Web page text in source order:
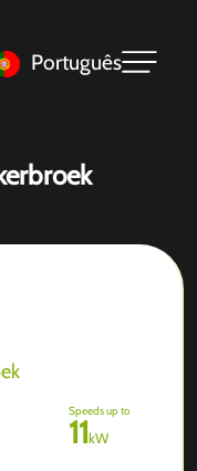
Português
Speeds up to
11kW